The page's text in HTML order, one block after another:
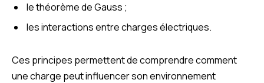
le théorème de Gauss ;
les interactions entre charges électriques.
Ces principes permettent de comprendre comment
une charge peut influencer son environnement